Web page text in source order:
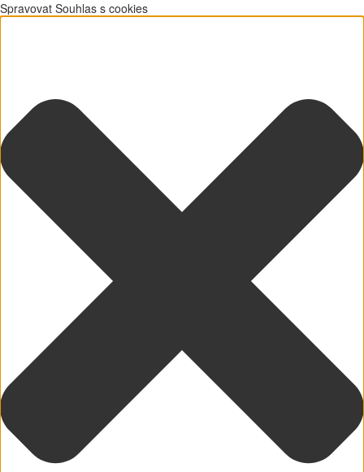
Spravovat Souhlas s cookies